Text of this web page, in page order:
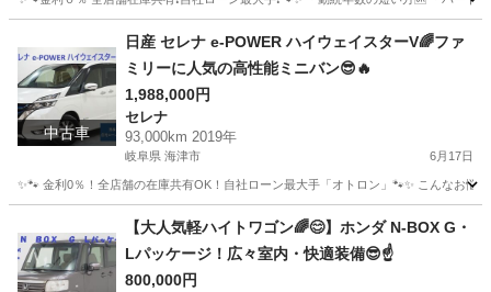
ミニキャブバン
中古車
日産 セレナ e-POWER ハイウェイスターV🌈ファ
ミリーに人気の高性能ミニバン😎🔥
1,988,000円
セレナ
93,000km 2019年
岐阜県 海津市 6月17日
✨🐾 金利0％！全店舗の在庫共有OK！自社ローン最大手「オトロン」🐾✨ こんなお
セレナ
【大人気軽ハイトワゴン🌈😊】ホンダ N-BOX G・
Lパッケージ！広々室内・快適装備😎☝️
800,000円